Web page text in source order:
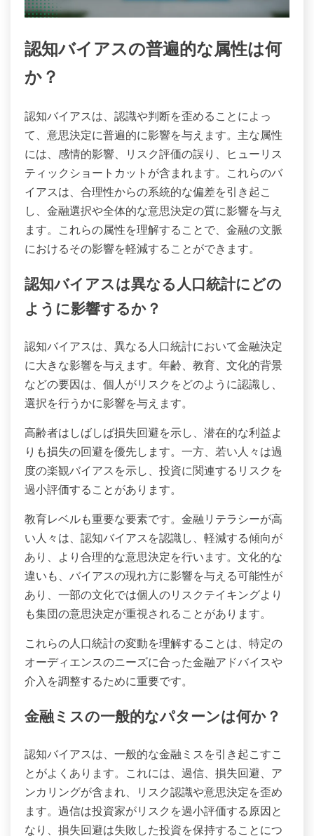
認知バイアスの普遍的な属性は何
か？
認知バイアスは、認識や判断を歪めることによっ
て、意思決定に普遍的に影響を与えます。主な属性
には、感情的影響、リスク評価の誤り、ヒューリス
ティックショートカットが含まれます。これらのバ
イアスは、合理性からの系統的な偏差を引き起こ
し、金融選択や全体的な意思決定の質に影響を与え
ます。これらの属性を理解することで、金融の文脈
におけるその影響を軽減することができます。
認知バイアスは異なる人口統計にどの
ように影響するか？
認知バイアスは、異なる人口統計において金融決定
に大きな影響を与えます。年齢、教育、文化的背景
などの要因は、個人がリスクをどのように認識し、
選択を行うかに影響を与えます。
高齢者はしばしば損失回避を示し、潜在的な利益よ
りも損失の回避を優先します。一方、若い人々は過
度の楽観バイアスを示し、投資に関連するリスクを
過小評価することがあります。
教育レベルも重要な要素です。金融リテラシーが高
い人々は、認知バイアスを認識し、軽減する傾向が
あり、より合理的な意思決定を行います。文化的な
違いも、バイアスの現れ方に影響を与える可能性が
あり、一部の文化では個人のリスクテイキングより
も集団の意思決定が重視されることがあります。
これらの人口統計の変動を理解することは、特定の
オーディエンスのニーズに合った金融アドバイスや
介入を調整するために重要です。
金融ミスの一般的なパターンは何か？
認知バイアスは、一般的な金融ミスを引き起こすこ
とがよくあります。これには、過信、損失回避、ア
ンカリングが含まれ、リスク認識や意思決定を歪め
ます。過信は投資家がリスクを過小評価する原因と
なり、損失回避は失敗した投資を保持することにつ